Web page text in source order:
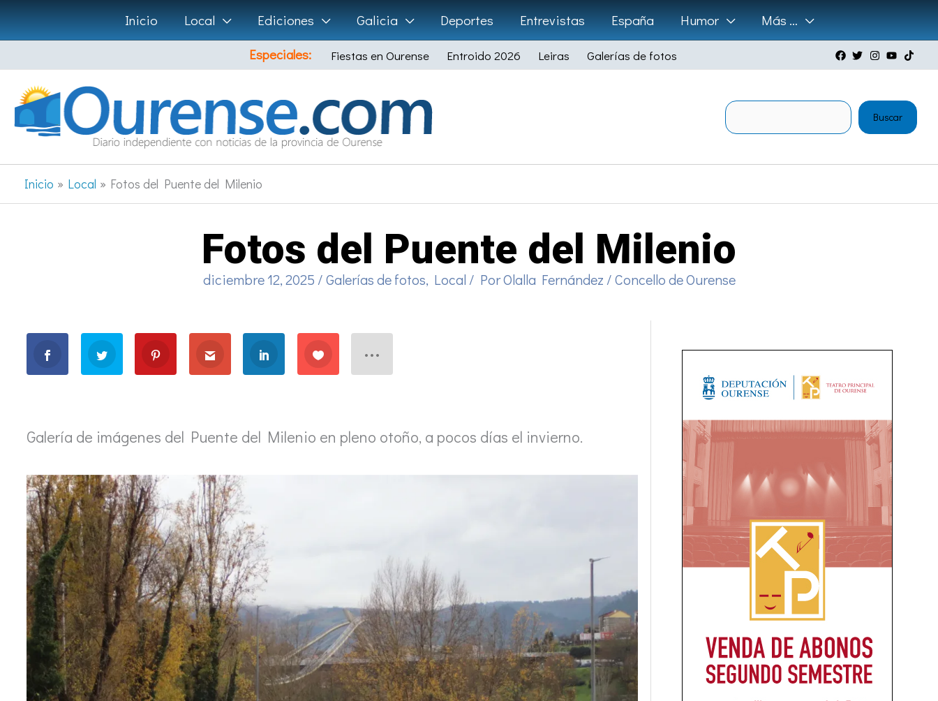
Ir
al
contenido
Inicio Local Ediciones Galicia Deportes Entrevistas España Humor
Más …
Especiales:
Fiestas en Ourense Entroido 2026 Leiras Galerías de fotos
Buscar
Inicio Local Fotos del Puente del Milenio
Fotos del Puente del Milenio
diciembre 12, 2025 /Galerías de fotos, Local / PorOlalla Fernández /Concello de Ourense
Galería de imágenes del Puente del Milenio en pleno otoño, a pocos días el invierno.